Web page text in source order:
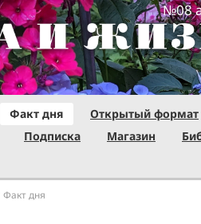
№08
Факт дня
Открытый формат
Подписка Магазин
Факт дня